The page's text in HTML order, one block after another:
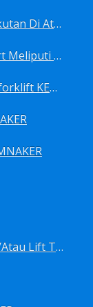
Sertifikasi Operator Pesawat Angkutan Di Atas Landasan Dan Di Atas Permukaan Meliputi Antara Lain Operator: Dump Truk KEMNAKER
Sertifikasi Operator Pita Transport Meliputi Operator Eskalator KEMNAKER
Sertifikasi Pembuatan SIO crane&forklift KEMNAKER
Sertifikasi Side Boom Forklift Dan/Atau Lift Truk KEMNAKER